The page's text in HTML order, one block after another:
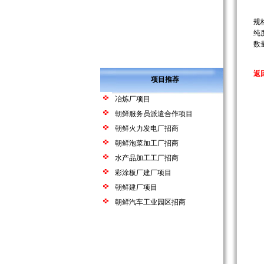
项目推荐
冶炼厂项目
朝鲜服务员派遣合作项目
朝鲜火力发电厂招商
朝鲜泡菜加工厂招商
水产品加工工厂招商
彩涂板厂建厂项目
朝鲜建厂项目
朝鲜汽车工业园区招商
规
纯
数
返